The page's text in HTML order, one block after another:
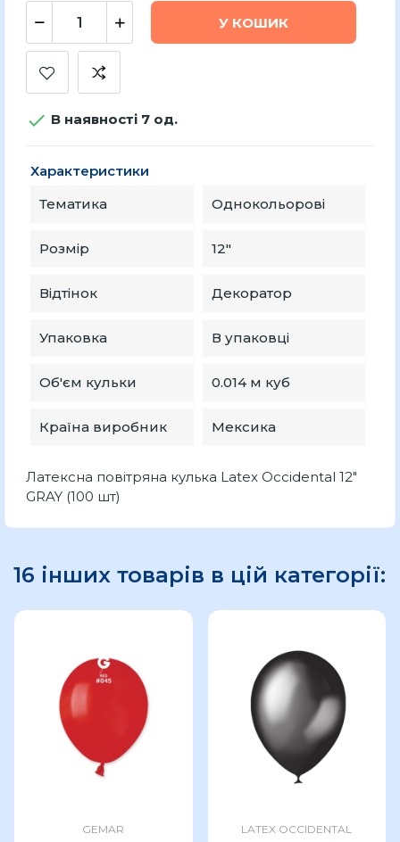
У КОШИК
 В наявності 7 од.
Характеристики
Тематика
Однокольорові
Розмір 12″
Відтінок Декоратор
Упаковка В упаковці
Об'єм кульки 0.014 м куб
Країна виробник Мексика
Латексна повітряна кулька Latex Occidental 12"
GRAY (100 шт)
16 інших товарів в цій категорії:
GEMAR LATEX OCCIDENTAL